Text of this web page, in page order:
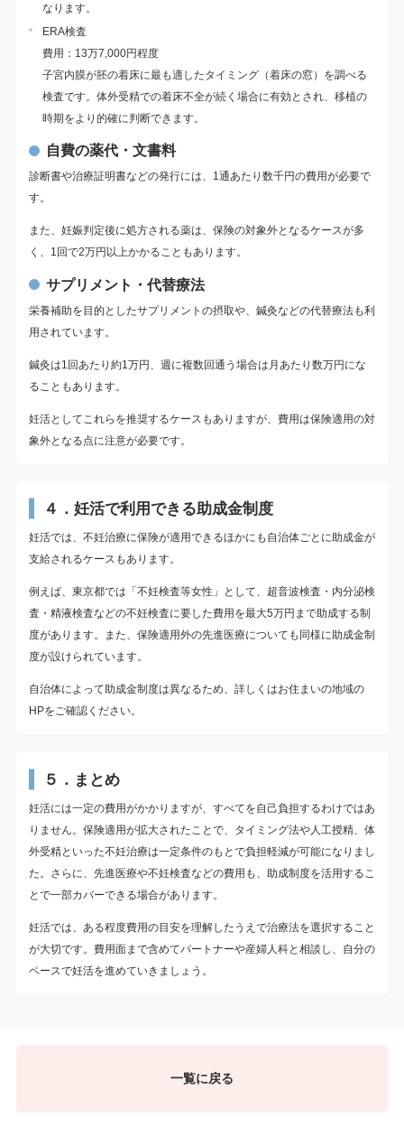
なります。
ERA検査
費用：13万7,000円程度
子宮内膜が胚の着床に最も適したタイミング（着床の窓）を調べる
検査です。体外受精での着床不全が続く場合に有効とされ、移植の
時期をより的確に判断できます。
自費の薬代・文書料
診断書や治療証明書などの発行には、1通あたり数千円の費用が必要で
す。
また、妊娠判定後に処方される薬は、保険の対象外となるケースが多
く、1回で2万円以上かかることもあります。
サプリメント・代替療法
栄養補助を目的としたサプリメントの摂取や、鍼灸などの代替療法も利
用されています。
鍼灸は1回あたり約1万円、週に複数回通う場合は月あたり数万円にな
ることもあります。
妊活としてこれらを推奨するケースもありますが、費用は保険適用の対
象外となる点に注意が必要です。
４．妊活で利用できる助成金制度
妊活では、不妊治療に保険が適用できるほかにも自治体ごとに助成金が
支給されるケースもあります。
例えば、東京都では「不妊検査等女性」として、超音波検査・内分泌検
査・精液検査などの不妊検査に要した費用を最大5万円まで助成する制
度があります。また、保険適用外の先進医療についても同様に助成金制
度が設けられています。
自治体によって助成金制度は異なるため、詳しくはお住まいの地域の
HPをご確認ください。
５．まとめ
妊活には一定の費用がかかりますが、すべてを自己負担するわけではあ
りません。保険適用が拡大されたことで、タイミング法や人工授精、体
外受精といった不妊治療は一定条件のもとで負担軽減が可能になりまし
た。さらに、先進医療や不妊検査などの費用も、助成制度を活用するこ
とで一部カバーできる場合があります。
妊活では、ある程度費用の目安を理解したうえで治療法を選択すること
が大切です。費用面まで含めてパートナーや産婦人科と相談し、自分の
ペースで妊活を進めていきましょう。
一覧に戻る